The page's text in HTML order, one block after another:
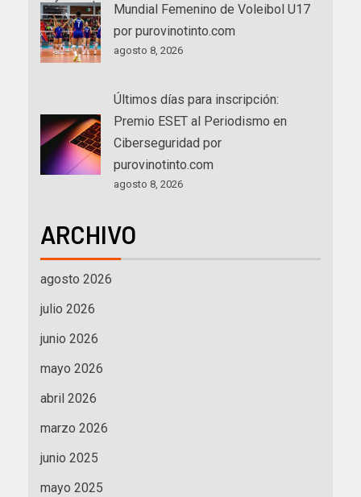
Mundial Femenino de Voleibol U17
por purovinotinto.com
agosto 8, 2026
Últimos días para inscripción:
Premio ESET al Periodismo en
Ciberseguridad por
purovinotinto.com
agosto 8, 2026
ARCHIVO
agosto 2026
julio 2026
junio 2026
mayo 2026
abril 2026
marzo 2026
junio 2025
mayo 2025